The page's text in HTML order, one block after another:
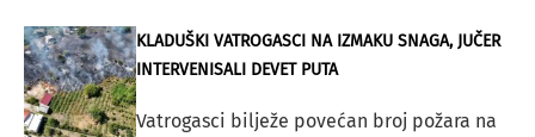
KLADUŠKI VATROGASCI NA IZMAKU SNAGA, JUČER
INTERVENISALI DEVET PUTA
Vatrogasci bilježe povećan broj požara na